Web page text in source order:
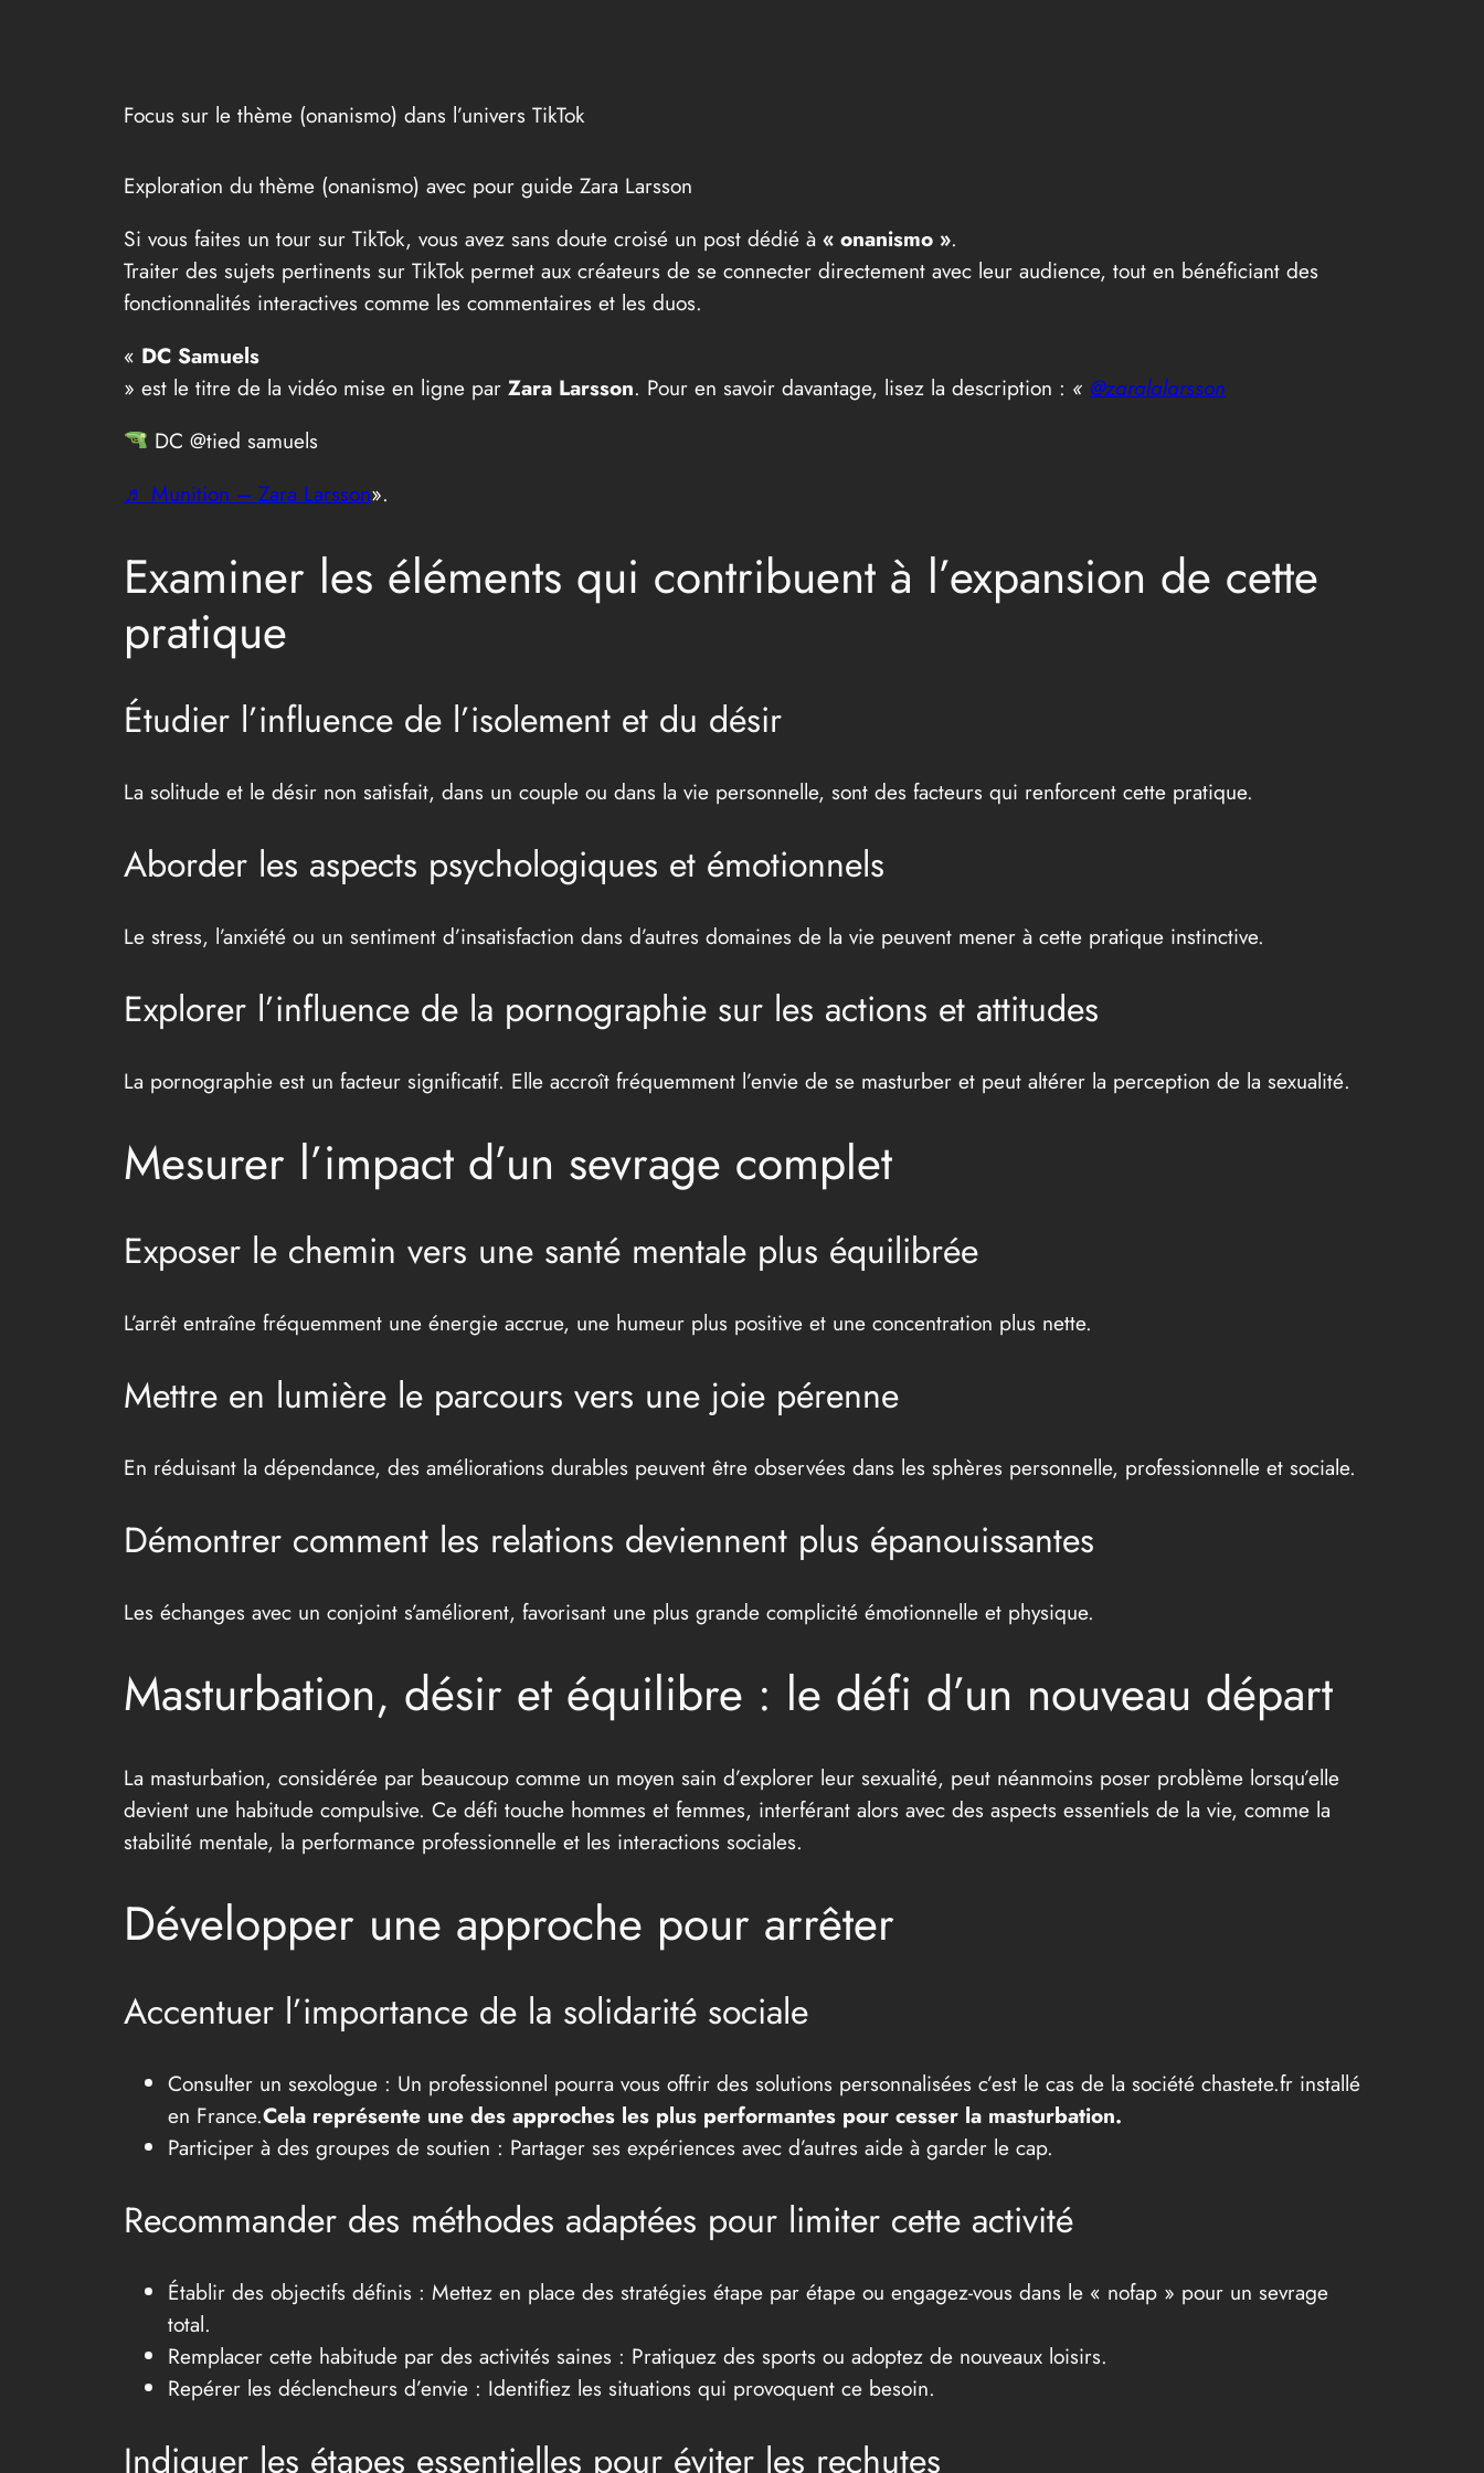
Focus sur le thème (onanismo) dans l’univers TikTok
Exploration du thème (onanismo) avec pour guide Zara Larsson
Si vous faites un tour sur TikTok, vous avez sans doute croisé un post dédié à « onanismo ».
Traiter des sujets pertinents sur TikTok permet aux créateurs de se connecter directement avec leur audience, tout en bénéficiant des
fonctionnalités interactives comme les commentaires et les duos.
« DC Samuels
» est le titre de la vidéo mise en ligne par Zara Larsson. Pour en savoir davantage, lisez la description : « @zaralalarsson
DC @tied samuels
♬ Munition – Zara Larsson».
Examiner les éléments qui contribuent à l’expansion de cette
pratique
Étudier l’influence de l’isolement et du désir
La solitude et le désir non satisfait, dans un couple ou dans la vie personnelle, sont des facteurs qui renforcent cette pratique.
Aborder les aspects psychologiques et émotionnels
Le stress, l’anxiété ou un sentiment d’insatisfaction dans d’autres domaines de la vie peuvent mener à cette pratique instinctive.
Explorer l’influence de la pornographie sur les actions et attitudes
La pornographie est un facteur significatif. Elle accroît fréquemment l’envie de se masturber et peut altérer la perception de la sexualité.
Mesurer l’impact d’un sevrage complet
Exposer le chemin vers une santé mentale plus équilibrée
L’arrêt entraîne fréquemment une énergie accrue, une humeur plus positive et une concentration plus nette.
Mettre en lumière le parcours vers une joie pérenne
En réduisant la dépendance, des améliorations durables peuvent être observées dans les sphères personnelle, professionnelle et sociale.
Démontrer comment les relations deviennent plus épanouissantes
Les échanges avec un conjoint s’améliorent, favorisant une plus grande complicité émotionnelle et physique.
Masturbation, désir et équilibre : le défi d’un nouveau départ
La masturbation, considérée par beaucoup comme un moyen sain d’explorer leur sexualité, peut néanmoins poser problème lorsqu’elle
devient une habitude compulsive. Ce défi touche hommes et femmes, interférant alors avec des aspects essentiels de la vie, comme la
stabilité mentale, la performance professionnelle et les interactions sociales.
Développer une approche pour arrêter
Accentuer l’importance de la solidarité sociale
Consulter un sexologue : Un professionnel pourra vous offrir des solutions personnalisées c’est le cas de la société chastete.fr installé
en France.Cela représente une des approches les plus performantes pour cesser la masturbation.
Participer à des groupes de soutien : Partager ses expériences avec d’autres aide à garder le cap.
Recommander des méthodes adaptées pour limiter cette activité
Établir des objectifs définis : Mettez en place des stratégies étape par étape ou engagez-vous dans le « nofap » pour un sevrage
total.
Remplacer cette habitude par des activités saines : Pratiquez des sports ou adoptez de nouveaux loisirs.
Repérer les déclencheurs d’envie : Identifiez les situations qui provoquent ce besoin.
Indiquer les étapes essentielles pour éviter les rechutes